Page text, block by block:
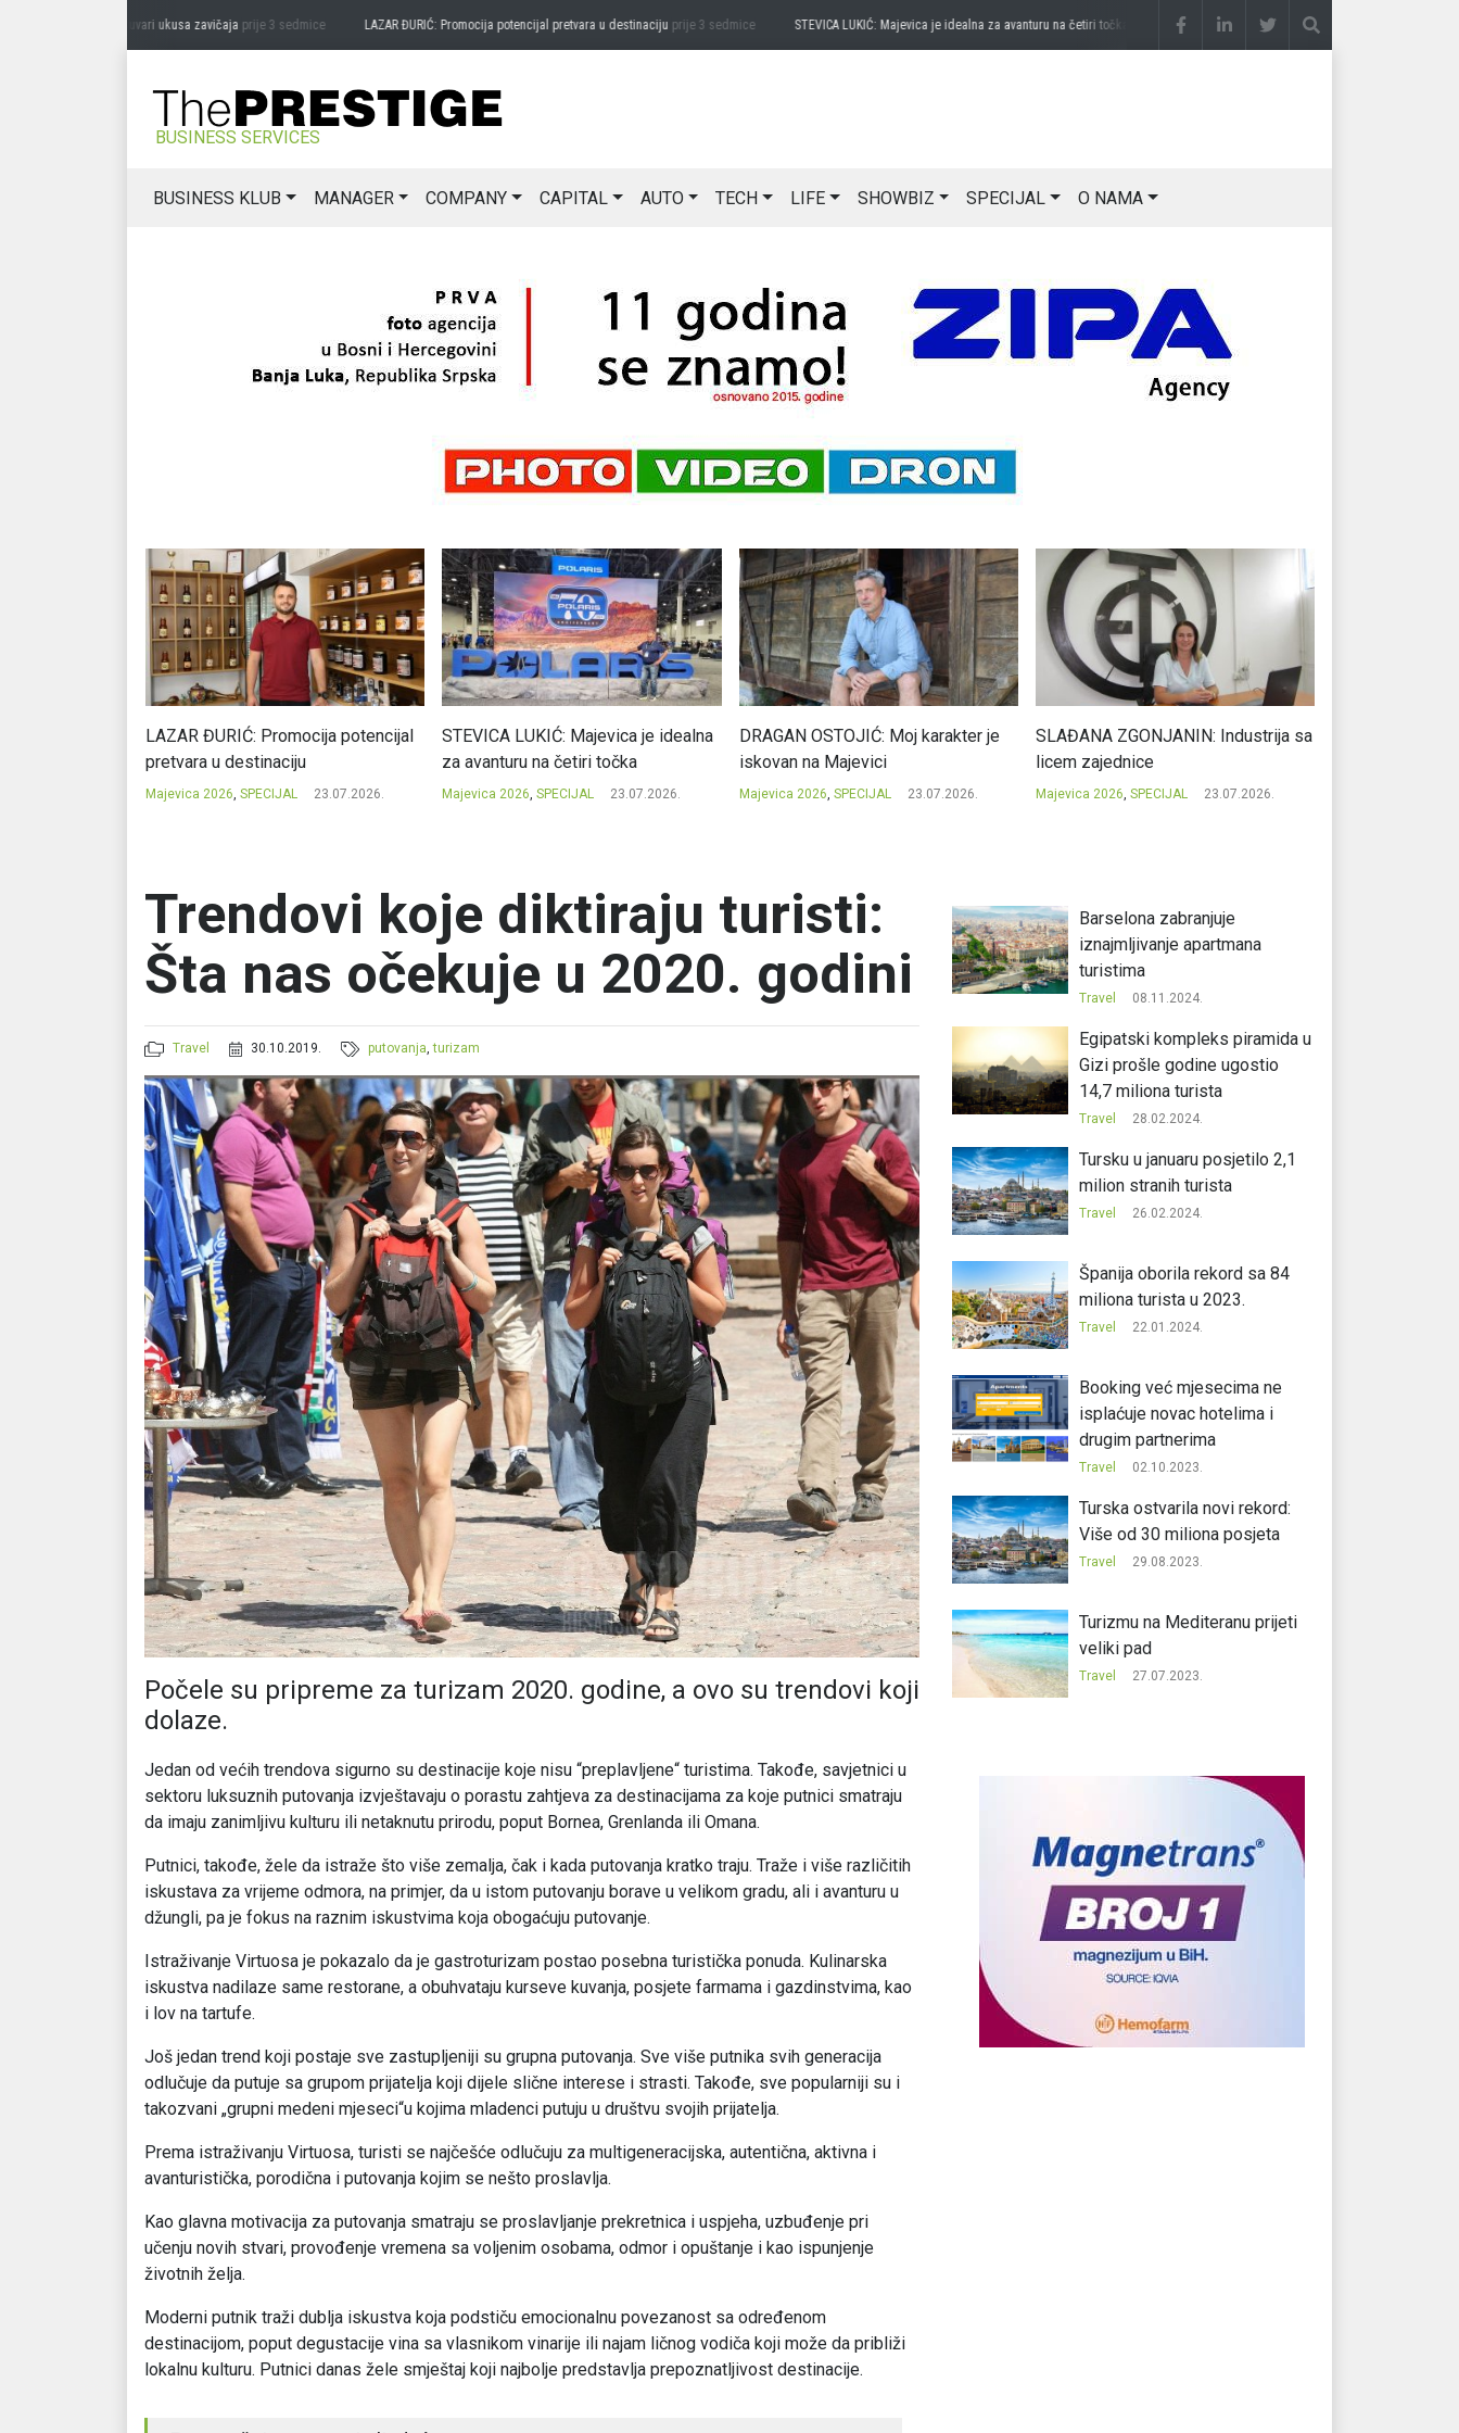
MIĆANOVIĆ: Čuvari ukusa zavičajaprije 3 sedmice LAZAR ĐURIĆ: Promocija potencijal pretvara u destinacijuprije 3 sedmice STEVICA LUKIĆ: Majevica je idealna za avanturu na četiri točkaprije 3 sedmice DRAGAN OSTOJIĆ: Moj karakter je
BUSINESS SERVICES
BUSINESS KLUB MANAGER COMPANY CAPITAL AUTO TECH LIFE SHOWBIZ SPECIJAL O NAMA
LAZAR ĐURIĆ: Promocija potencijal
pretvara u destinaciju
Majevica 2026, SPECIJAL 23.07.2026.
STEVICA LUKIĆ: Majevica je idealna
za avanturu na četiri točka
Majevica 2026, SPECIJAL 23.07.2026.
DRAGAN OSTOJIĆ: Moj karakter je
iskovan na Majevici
Majevica 2026, SPECIJAL 23.07.2026.
SLAĐANA ZGONJANIN: Industrija sa
licem zajednice
Majevica 2026, SPECIJAL 23.07.2026.
Trendovi koje diktiraju turisti:
Šta nas očekuje u 2020. godini
Travel 30.10.2019. putovanja,turizam
Počele su pripreme za turizam 2020. godine, a ovo su trendovi koji
dolaze.
Jedan od većih trendova sigurno su destinacije koje nisu “preplavljene“ turistima. Takođe, savjetnici u
sektoru luksuznih putovanja izvještavaju o porastu zahtjeva za destinacijama za koje putnici smatraju
da imaju zanimljivu kulturu ili netaknutu prirodu, poput Bornea, Grenlanda ili Omana.
Putnici, takođe, žele da istraže što više zemalja, čak i kada putovanja kratko traju. Traže i više različitih
iskustava za vrijeme odmora, na primjer, da u istom putovanju borave u velikom gradu, ali i avanturu u
džungli, pa je fokus na raznim iskustvima koja obogaćuju putovanje.
Istraživanje Virtuosa je pokazalo da je gastroturizam postao posebna turistička ponuda. Kulinarska
iskustva nadilaze same restorane, a obuhvataju kurseve kuvanja, posjete farmama i gazdinstvima, kao
i lov na tartufe.
Još jedan trend koji postaje sve zastupljeniji su grupna putovanja. Sve više putnika svih generacija
odlučuje da putuje sa grupom prijatelja koji dijele slične interese i strasti. Takođe, sve popularniji su i
takozvani „grupni medeni mjeseci“u kojima mladenci putuju u društvu svojih prijatelja.
Prema istraživanju Virtuosa, turisti se najčešće odlučuju za multigeneracijska, autentična, aktivna i
avanturistička, porodična i putovanja kojim se nešto proslavlja.
Kao glavna motivacija za putovanja smatraju se proslavljanje prekretnica i uspjeha, uzbuđenje pri
učenju novih stvari, provođenje vremena sa voljenim osobama, odmor i opuštanje i kao ispunjenje
životnih želja.
Moderni putnik traži dublja iskustva koja podstiču emocionalnu povezanost sa određenom
destinacijom, poput degustacije vina sa vlasnikom vinarije ili najam ličnog vodiča koji može da približi
lokalnu kulturu. Putnici danas žele smještaj koji najbolje predstavlja prepoznatljivost destinacije.
Barselona zabranjuje
iznajmljivanje apartmana
turistima
Travel 08.11.2024.
Egipatski kompleks piramida u
Gizi prošle godine ugostio
14,7 miliona turista
Travel 28.02.2024.
Tursku u januaru posjetilo 2,1
milion stranih turista
Travel 26.02.2024.
Španija oborila rekord sa 84
miliona turista u 2023.
Travel 22.01.2024.
Booking već mjesecima ne
isplaćuje novac hotelima i
drugim partnerima
Travel 02.10.2023.
Turska ostvarila novi rekord:
Više od 30 miliona posjeta
Travel 29.08.2023.
Turizmu na Mediteranu prijeti
veliki pad
Travel 27.07.2023.